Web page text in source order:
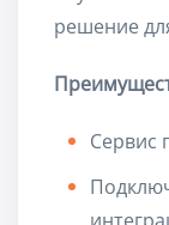
решение
Сервис